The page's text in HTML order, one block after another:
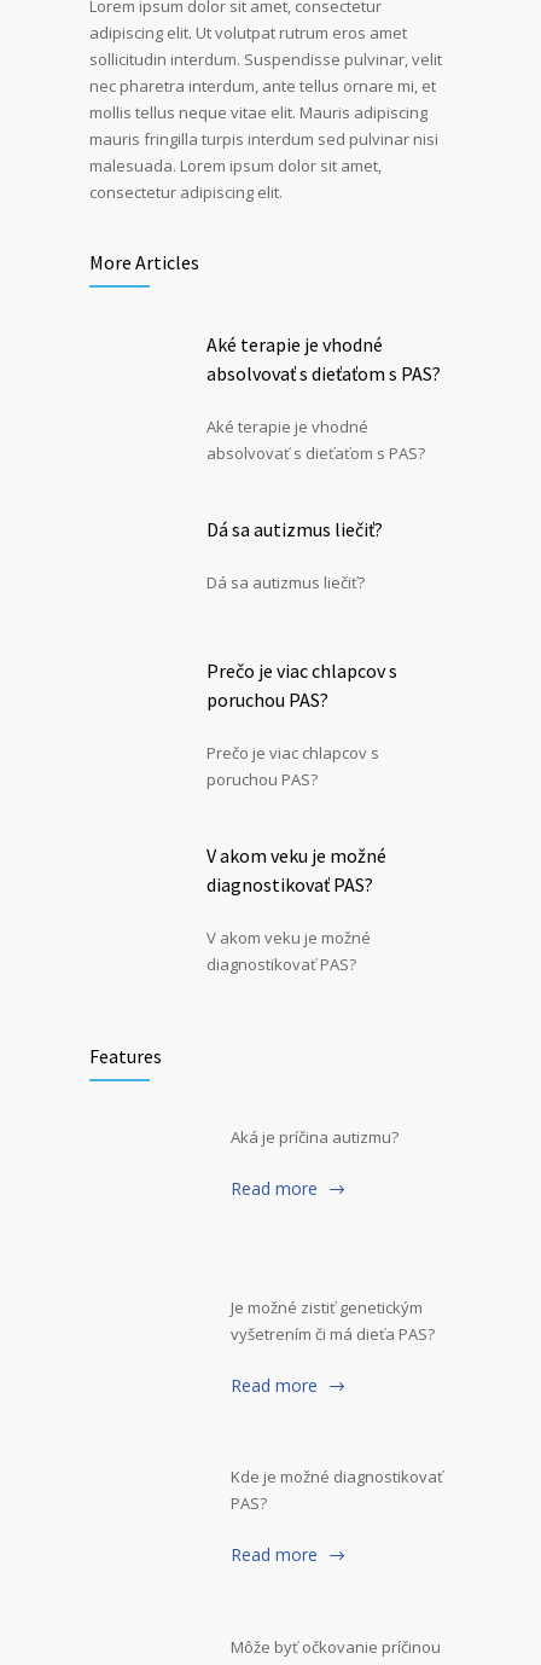
Lorem ipsum dolor sit amet, consectetur
adipiscing elit. Ut volutpat rutrum eros amet
sollicitudin interdum. Suspendisse pulvinar, velit
nec pharetra interdum, ante tellus ornare mi, et
mollis tellus neque vitae elit. Mauris adipiscing
mauris fringilla turpis interdum sed pulvinar nisi
malesuada. Lorem ipsum dolor sit amet,
consectetur adipiscing elit.
More Articles
Aké terapie je vhodné
absolvovať s dieťaťom s PAS?
Aké terapie je vhodné
absolvovať s dieťaťom s PAS?
Dá sa autizmus liečiť?
Dá sa autizmus liečiť?
Prečo je viac chlapcov s
poruchou PAS?
Prečo je viac chlapcov s
poruchou PAS?
V akom veku je možné
diagnostikovať PAS?
V akom veku je možné
diagnostikovať PAS?
Features
Aká je príčina autizmu?
Read more
Je možné zistiť genetickým
vyšetrením či má dieťa PAS?
Read more
Kde je možné diagnostikovať
PAS?
Read more
Môže byť očkovanie príčinou